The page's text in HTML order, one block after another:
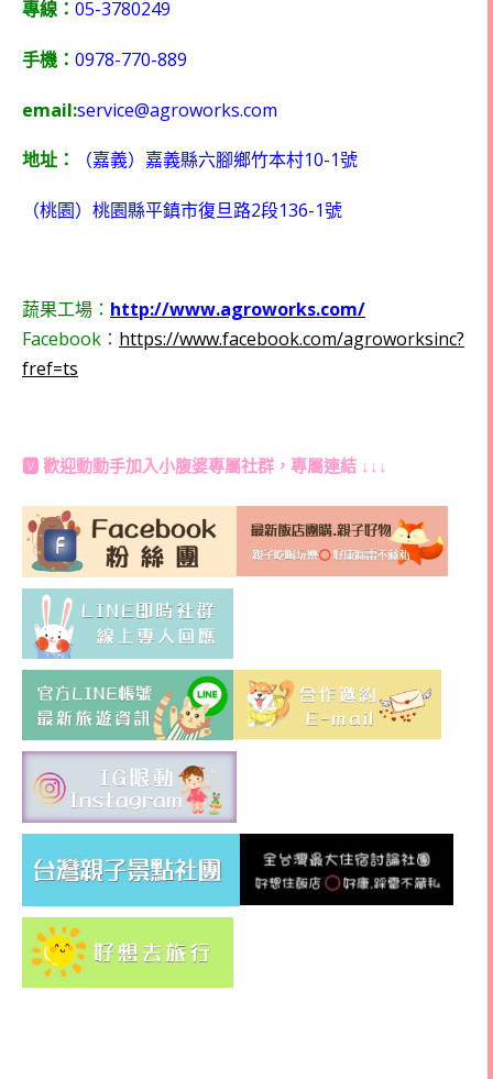
專線： 05-3780249
手機： 0978-770-889
email:service@agroworks.com
地址： （嘉義）嘉義縣六腳鄉竹本村10-1號
（桃園）桃園縣平鎮市復旦路2段136-1號
蔬果工場： http://www.agroworks.com/
Facebook： https://www.facebook.com/agroworksinc?
fref=ts
🆅 歡迎動動手加入小腹婆專屬社群 ，專屬連結 ↓↓↓